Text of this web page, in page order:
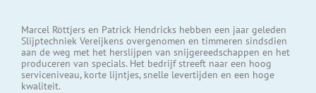
Marcel Röttjers en Patrick Hendricks hebben een jaar geleden
Slijptechniek Vereijkens overgenomen en timmeren sindsdien
aan de weg met het herslijpen van snijgereedschappen en het
produceren van specials. Het bedrijf streeft naar een hoog
serviceniveau, korte lijntjes, snelle levertijden en een hoge
kwaliteit.